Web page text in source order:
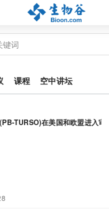
课程 空中讲坛
(PB-TURSO)在美国和欧盟进入